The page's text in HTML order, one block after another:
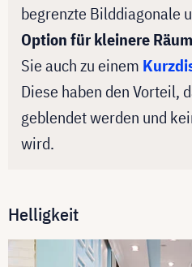
begrenzte Bilddiagonale
Option für kleinere
Sie auch zu einem
Diese haben den Vorteil,
geblendet werden und
wird.
Helligkeit